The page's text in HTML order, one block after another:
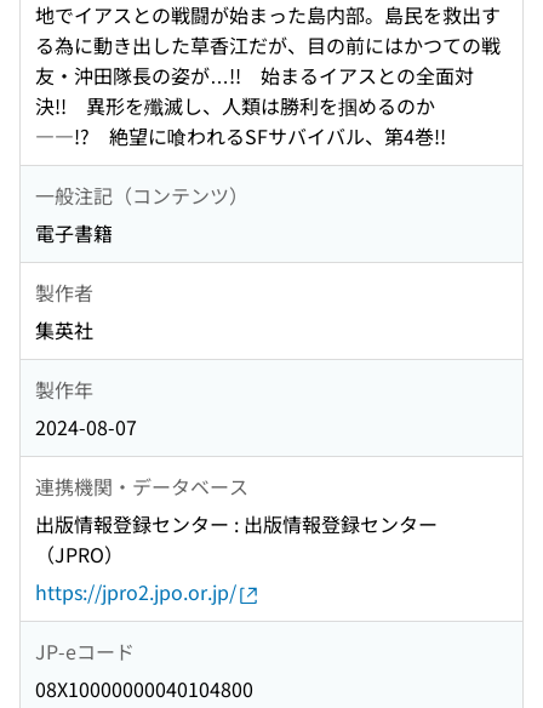
地でイアスとの戦闘が始まった島内部。島民を救出す
る為に動き出した草香江だが、目の前にはかつての戦
友・沖田隊長の姿が…!! 始まるイアスとの全面対
決!! 異形を殲滅し、人類は勝利を掴めるのか
――!? 絶望に喰われるSFサバイバル、第4巻!!
一般注記（コンテンツ）
電子書籍
製作者
集英社
製作年
2024-08-07
連携機関・データベース
出版情報登録センター : 出版情報登録センター
（JPRO）
https://jpro2.jpo.or.jp/
JP-eコード
08X10000000040104800